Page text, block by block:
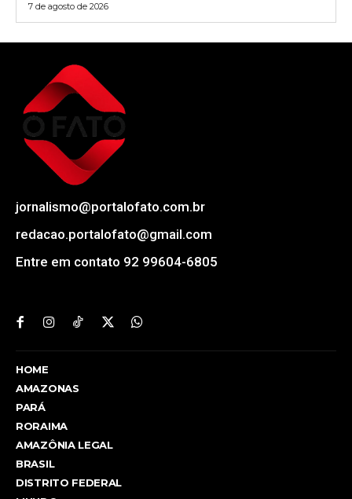
7 de agosto de 2026
jornalismo@portalofato.com.br
redacao.portalofato@gmail.com
Entre em contato 92 99604-6805
HOME
AMAZONAS
PARÁ
RORAIMA
AMAZÔNIA LEGAL
BRASIL
DISTRITO FEDERAL